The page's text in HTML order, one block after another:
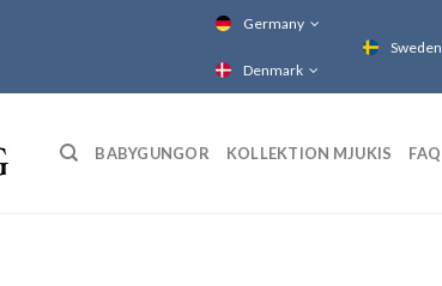
Germany
Denmark
Sweden
BABYGUNGOR KOLLEKTION MJUKIS FAQ